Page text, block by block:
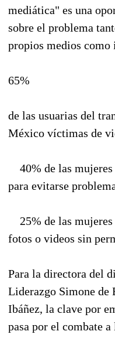
mediática" es una
sobre el problema
propios medios
65%
de las usuarias del
México víctimas de
40% de las mujeres
para evitarse
25% de las mujeres
fotos o videos sin
Para la directora del
Liderazgo Simone de
Ibáñez, la clave por
pasa por el combate